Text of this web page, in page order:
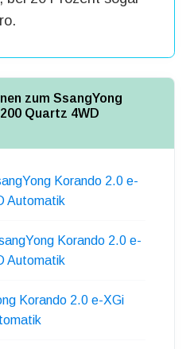
zum SsangYong
Quartz 4WD
Korando 2.0 e-
Automatik
Korando 2.0 e-
Automatik
Korando 2.0 e-XGi